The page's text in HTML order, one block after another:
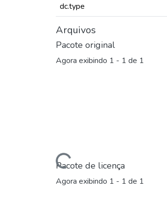
dc.type
Arquivos
Pacote original
Agora exibindo 1 - 1 de 1
Carregando...
Pacote de licença
Agora exibindo 1 - 1 de 1